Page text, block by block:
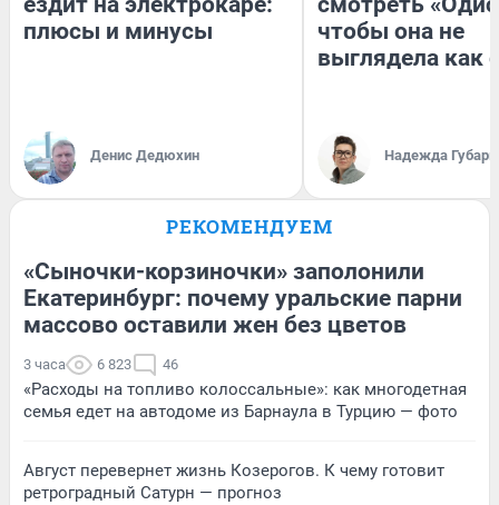
плюсы и минусы
Денис Дедюхин
чтобы она не
выглядела как
Надежда Губарь
РЕКОМЕНДУЕМ
«Сыночки-корзиночки» заполонили
Екатеринбург: почему уральские парни
массово оставили жен без цветов
3 часа 6 823 46
«Расходы на топливо колоссальные»: как многодетная
семья едет на автодоме из Барнаула в Турцию — фото
Август перевернет жизнь Козерогов. К чему готовит
ретроградный Сатурн — прогноз